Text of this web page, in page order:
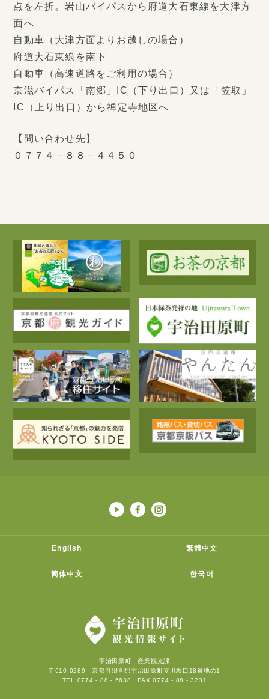
点を左折。岩山バイパスから府道大石東線を大津方
面へ
自動車（大津方面よりお越しの場合）
府道大石東線を南下
自動車（高速道路をご利用の場合）
京滋バイパス「南郷」IC（下り出口）又は「笠取」
IC（上り出口）から禅定寺地区へ
【問い合わせ先】
０７７４－８８－４４５０
English 繁體中文
简体中文 한국어
宇治田原町 産業観光課
〒610-0289 京都府綴喜郡宇治田原町立川坂口18番地の1
TEL 0774 - 88 - 6638 FAX 0774 - 88 - 3231